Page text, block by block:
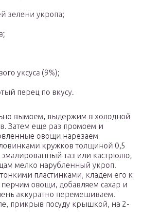
зелени укропа;
уксуса (9%);
перец по вкусу.
вымоем, выдержим в холодной
Затем еще раз промоем и
овощи нарезаем
кружков толщиной 0,5
таз или кастрюлю,
мелко нарубленный укроп.
пластинками, кладем его к
овощи, добавляем сахар и
аккуратно перемешиваем.
прикрыв посуду крышкой, на 2-